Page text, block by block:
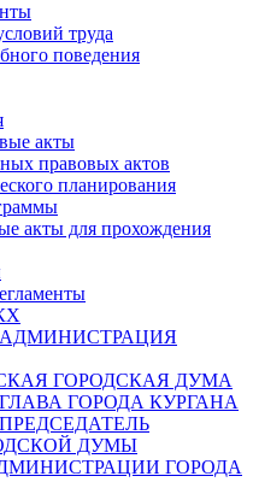
труда
поведения
акты
правовых актов
планирования
акты для прохождения
ГОРОДСКАЯ ДУМА
ГОРОДА КУРГАНА
ДУМЫ
ГОРОДА